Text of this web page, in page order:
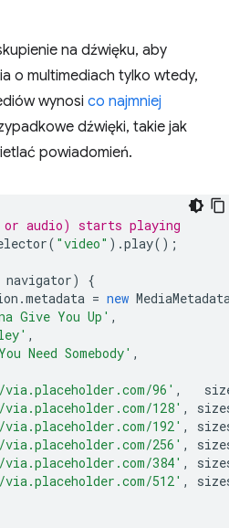
na dźwięku, aby
o multimediach tylko wtedy,
wynosi co najmniej
dźwięki, takie jak
powiadomień.
audio) starts playing
( "video" ).play();
navigator)
{
.metadata = new
Give You Up' ,
,
Need Somebody' ,
96' ,
128' ,
192' ,
256' ,
384' ,
512' ,